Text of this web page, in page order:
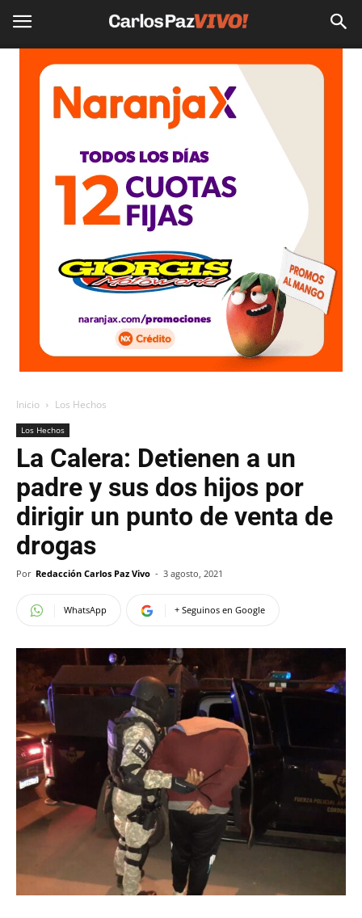
Inicio Los Hechos
Los Hechos
La Calera: Detienen a un
padre y sus dos hijos por
dirigir un punto de venta de
drogas
Por Redacción Carlos Paz Vivo - 3 agosto, 2021
WhatsApp + Seguinos en Google